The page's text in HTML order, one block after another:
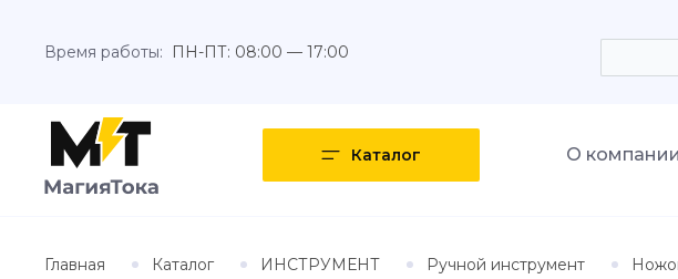
Время работы: ПН-ПТ: 08:00 — 17:00
Каталог О компании
Главная Каталог ИНСТРУМЕНТ Ручной инструмент